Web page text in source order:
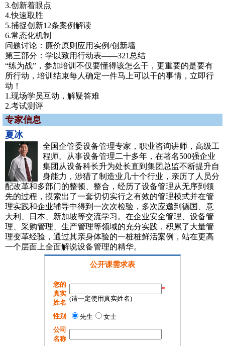
3.创新着眼点
4.快速取胜
5.捕捉创新12条案例解读
6.常态化机制
问题讨论：廉价原则应用实例/创新墙
第三部分：学以致用行动表——321总结
“练为战”，参加培训不仅要懂得该怎么干，更重要的是要有
所行动，培训结束每人确定一件马上可以干的事情，立即行
动！
1.现场学员互动，解疑答难
2.考试测评
专家信息
夏冰
全国企管委设备管理专家，职业咨询讲师，高级工
程师。从事设备管理二十多年，在著名500强企业
集团从设备科长升为处长直到集团总监不断提升自
身能力，涉猎了制造业几十个行业，亲历了人员分
配改革和多部门的整顿、整合，经历了设备管理从无序到领
先的过程，摸索出了一套切切实行之有效的管理模式并在管
理实践和企业辅导中得到一次次检验，多次应邀到德国、意
大利、日本、新加坡等交流学习。在企业安全管理、设备管
理、采购管理、生产管理等领域的充分实践，积累了大量管
理变革经验，通过其亲身体验的一桩桩鲜活案例，站在更高
一个层面上全面解说设备管理的精华。
公开课需求表
您的
真实
姓名
*
(请一定使用真实姓名)
性别 先生
女士
公司
名称